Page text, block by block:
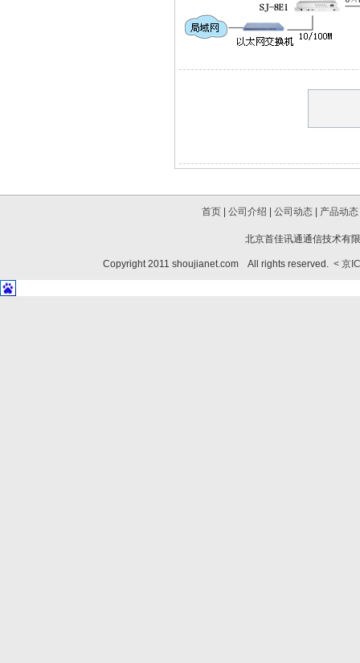
首页| 公司介绍 公司动态| 产品动态
北京首佳讯通通信技术有
Copyright 2011 shoujianet.com All rights reserved. < 京